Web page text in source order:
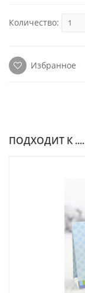
Количество:
Избранное
ПОДХОДИТ К ....